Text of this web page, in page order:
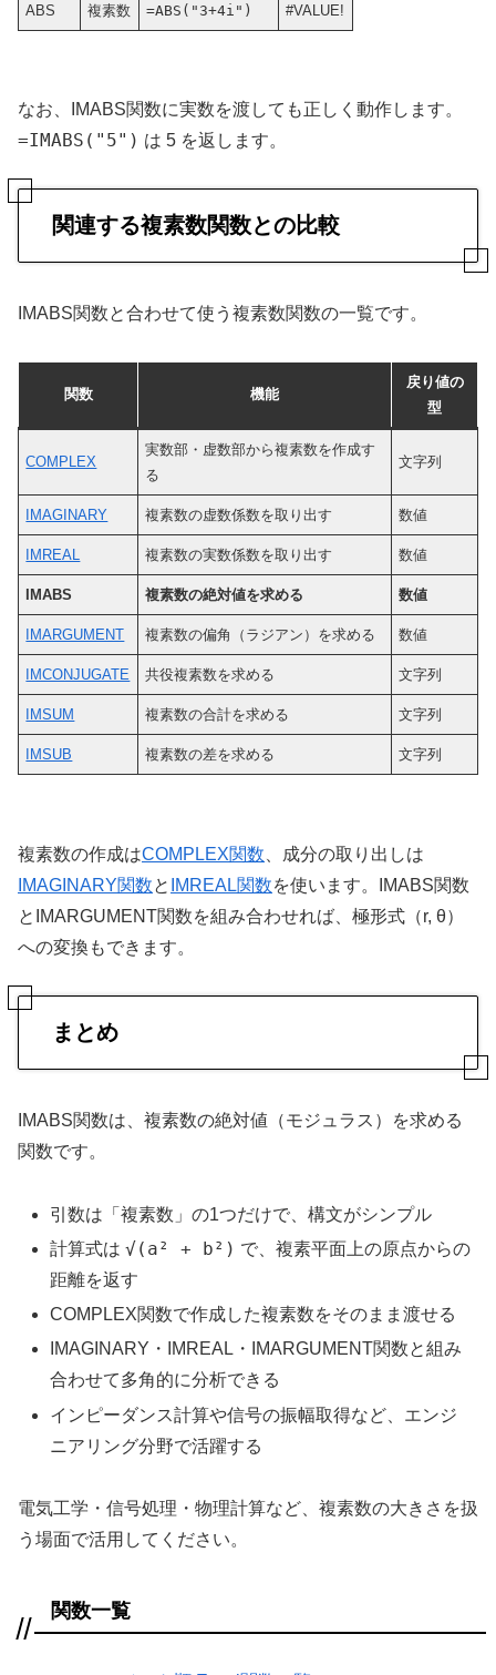
ABS 複素数 =ABS("3+4i") #VALUE!
なお、IMABS関数に実数を渡しても正しく動作します。
=IMABS("5") は 5 を返します。
関連する複素数関数との比較
IMABS関数と合わせて使う複素数関数の一覧です。
関数 機能
戻り値の
型
COMPLEX
実数部・虚数部から複素数を作成す
る
文字列
IMAGINARY 複素数の虚数係数を取り出す 数値
IMREAL 複素数の実数係数を取り出す 数値
IMABS 複素数の絶対値を求める 数値
IMARGUMENT 複素数の偏角（ラジアン）を求める 数値
IMCONJUGATE 共役複素数を求める 文字列
IMSUM 複素数の合計を求める 文字列
IMSUB 複素数の差を求める 文字列
複素数の作成はCOMPLEX関数 、成分の取り出しは
IMAGINARY関数と IMREAL関数を使います。IMABS関数
とIMARGUMENT関数を組み合わせれば、極形式（r, θ）
への変換もできます。
まとめ
IMABS関数は、複素数の絶対値（モジュラス）を求める
関数です。
引数は「複素数」の1つだけで、構文がシンプル
計算式は√(a² + b²) で、複素平面上の原点からの
距離を返す
COMPLEX関数で作成した複素数をそのまま渡せる
IMAGINARY・IMREAL・IMARGUMENT関数と組み
合わせて多角的に分析できる
インピーダンス計算や信号の振幅取得など、エンジ
ニアリング分野で活躍する
電気工学・信号処理・物理計算など、複素数の大きさを扱
う場面で活用してください。
関数一覧